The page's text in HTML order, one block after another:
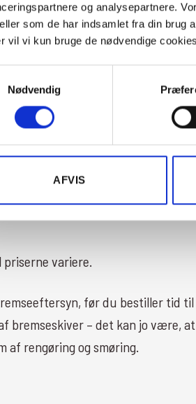
og analysepartnere.
som de har indsamlet fra din brug
vil vi kun bruge de nødvendige
Nødvendig
AFVIS
bil, for at holde dem rustfri.
bremser?
at skifte bremser på din bil.
det nødvendigt at skifte
variere.
før du bestiller tid
bremseskiver – det kan jo være,
af rengøring og smøring.